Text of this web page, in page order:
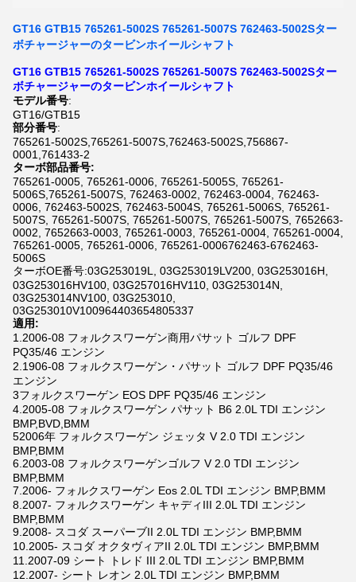
GT16 GTB15 765261-5002S 765261-5007S 762463-5002Sター
ボチャージャーのタービンホイールシャフト
GT16 GTB15 765261-5002S 765261-5007S 762463-5002Sター
ボチャージャーのタービンホイールシャフト
モデル番号:
GT16/GTB15
部分番号:
765261-5002S,765261-5007S,762463-5002S,756867-
0001,761433-2
ターボ部品番号:
765261-0005, 765261-0006, 765261-5005S, 765261-
5006S,765261-5007S, 762463-0002, 762463-0004, 762463-
0006, 762463-5002S, 762463-5004S, 765261-5006S, 765261-
5007S, 765261-5007S, 765261-5007S, 765261-5007S, 7652663-
0002, 7652663-0003, 765261-0003, 765261-0004, 765261-0004,
765261-0005, 765261-0006, 765261-0006762463-6762463-
5006S
ターボOE番号:03G253019L, 03G253019LV200, 03G253016H,
03G253016HV100, 03G257016HV110, 03G253014N,
03G253014NV100, 03G253010,
03G253010V100964403654805337
適用:
1.2006-08 フォルクスワーゲン商用パサット ゴルフ DPF
PQ35/46 エンジン
2.1906-08 フォルクスワーゲン・パサット ゴルフ DPF PQ35/46
エンジン
3フォルクスワーゲン EOS DPF PQ35/46 エンジン
4.2005-08 フォルクスワーゲン パサット B6 2.0L TDI エンジン
BMP,BVD,BMM
52006年 フォルクスワーゲン ジェッタ V 2.0 TDI エンジン
BMP,BMM
6.2003-08 フォルクスワーゲンゴルフ V 2.0 TDI エンジン
BMP,BMM
7.2006- フォルクスワーゲン Eos 2.0L TDI エンジン BMP,BMM
8.2007- フォルクスワーゲン キャディIII 2.0L TDI エンジン
BMP,BMM
9.2008- スコダ スーパーブII 2.0L TDI エンジン BMP,BMM
10.2005- スコダ オクタヴィアII 2.0L TDI エンジン BMP,BMM
11.2007-09 シート トレド III 2.0L TDI エンジン BMP,BMM
12.2007- シート レオン 2.0L TDI エンジン BMP,BMM